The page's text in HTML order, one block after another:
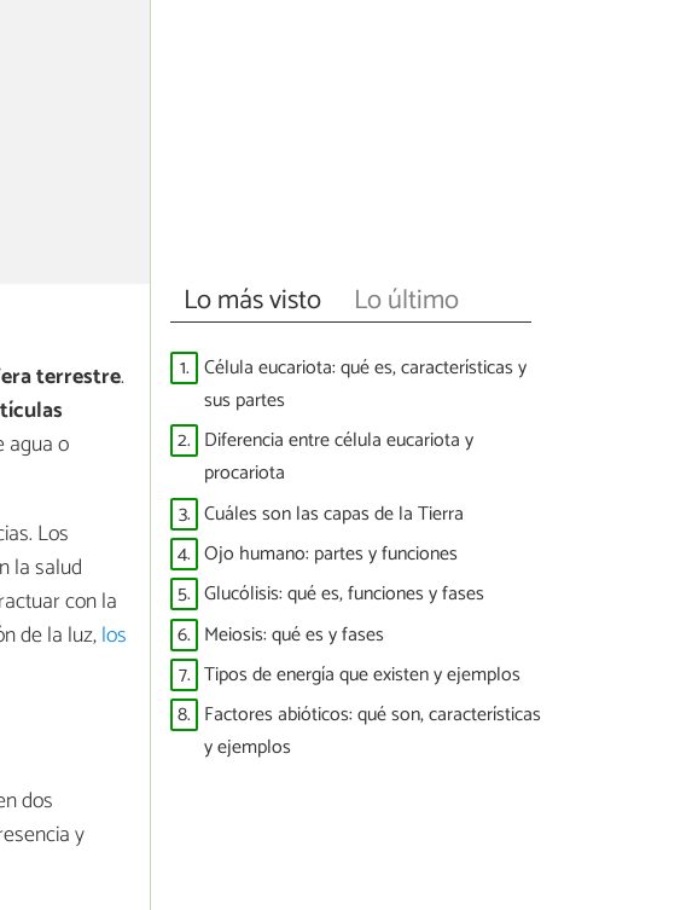
terrestre.
agua o
Los
la salud
con la
de la luz,los
dos
y
Lo más visto Lo último
1. Célula eucariota: qué es, características y
sus partes
2. Diferencia entre célula eucariota y
procariota
3. Cuáles son las capas de la Tierra
4. Ojo humano: partes y funciones
5. Glucólisis: qué es, funciones y fases
6. Meiosis: qué es y fases
7. Tipos de energía que existen y ejemplos
8. Factores abióticos: qué son, características
y ejemplos